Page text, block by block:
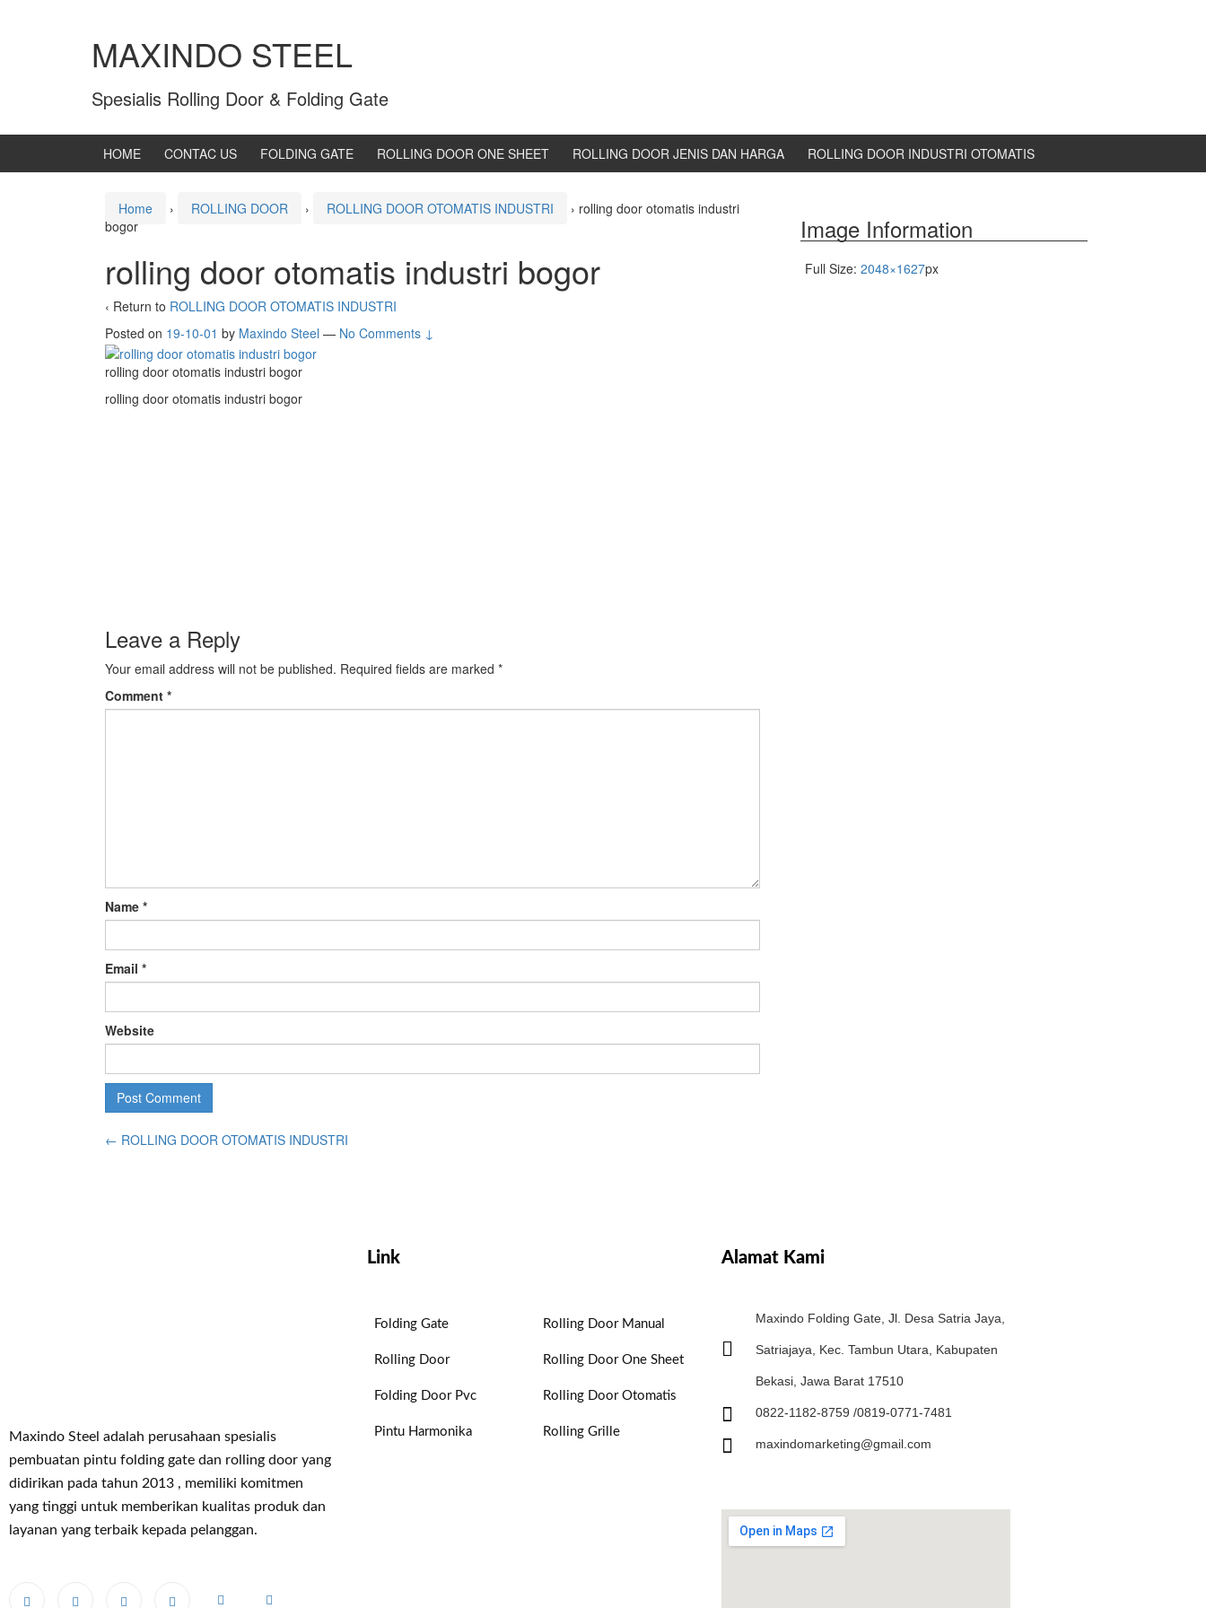
MAXINDO STEEL
Spesialis Rolling Door & Folding Gate
HOME CONTAC US FOLDING GATE ROLLING DOOR ONE SHEET ROLLING DOOR JENIS DAN HARGA ROLLING DOOR INDUSTRI OTOMATIS
Home › ROLLING DOOR › ROLLING DOOR OTOMATIS INDUSTRI › rolling door otomatis industri
bogor
rolling door otomatis industri bogor
‹ Return to ROLLING DOOR OTOMATIS INDUSTRI
Posted on 19-10-01 by Maxindo Steel — No Comments ↓
rolling door otomatis industri bogor
rolling door otomatis industri bogor
Leave a Reply
Your email address will not be published. Required fields are marked *
Comment *
Name *
Email *
Website
← ROLLING DOOR OTOMATIS INDUSTRI
Image Information
Full Size: 2048×1627px
Maxindo Steel adalah perusahaan spesialis
pembuatan pintu folding gate dan rolling door yang
didirikan pada tahun 2013 , memiliki komitmen
yang tinggi untuk memberikan kualitas produk dan
layanan yang terbaik kepada pelanggan.
Link
Folding Gate
Rolling Door
Folding Door Pvc
Pintu Harmonika
Rolling Door Manual
Rolling Door One Sheet
Rolling Door Otomatis
Rolling Grille
Alamat Kami
Maxindo Folding Gate, Jl. Desa Satria Jaya,
Satriajaya, Kec. Tambun Utara, Kabupaten
Bekasi, Jawa Barat 17510
0822-1182-8759 /0819-0771-7481
maxindomarketing@gmail.com